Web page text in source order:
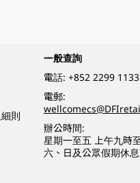
則
一般查詢
電話: +852 2299 1133
電郵:
辦公時間:
星期一至五 上午九時
六、日及公眾假期休